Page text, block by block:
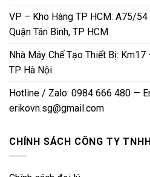
VP – Kho Hàng TP HCM: A75/
Quận Tân Bình, TP HCM
Nhà Máy Chế Tạo Thiết Bị: Km17
TP Hà Nội
Hotline / Zalo: 0984 666 480 —
erikovn.sg@gmail.com
CHÍNH SÁCH CÔNG TY